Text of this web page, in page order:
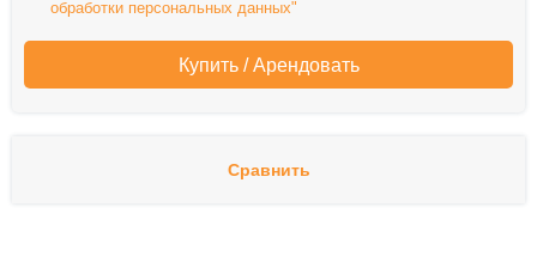
обработки персональных данных"
Сравнить